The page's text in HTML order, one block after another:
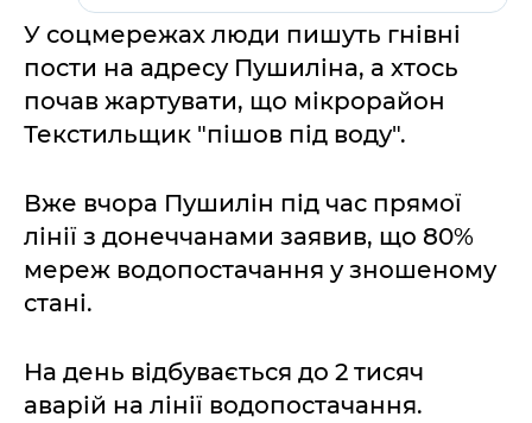
У соцмережах люди пишуть гнівні
пости на адресу Пушиліна, а хтось
почав жартувати, що мікрорайон
Текстильщик "пішов під воду".
Вже вчора Пушилін під час прямої
лінії з донеччанами заявив, що 80%
мереж водопостачання у зношеному
стані.
На день відбувається до 2 тисяч
аварій на лінії водопостачання.